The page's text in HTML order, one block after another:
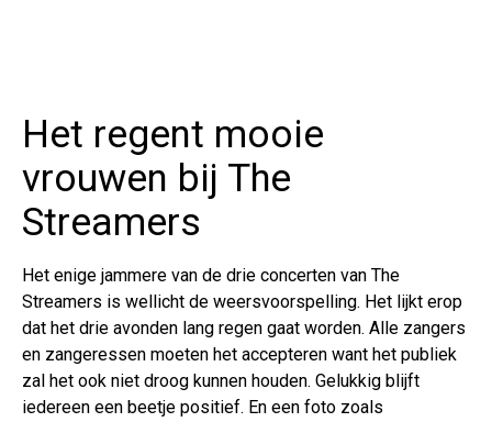
Het regent mooie
vrouwen bij The
Streamers
Het enige jammere van de drie concerten van The
Streamers is wellicht de weersvoorspelling. Het lijkt erop
dat het drie avonden lang regen gaat worden. Alle zangers
en zangeressen moeten het accepteren want het publiek
zal het ook niet droog kunnen houden. Gelukkig blijft
iedereen een beetje positief. En een foto zoals